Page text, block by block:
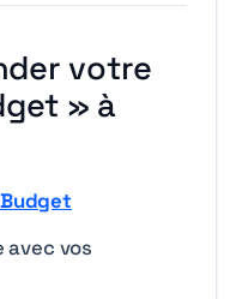
votre
» à
avec vos